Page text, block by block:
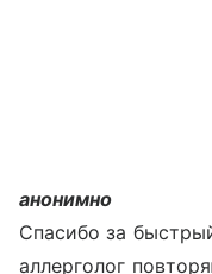
анонимно
Спасибо за
аллерголог